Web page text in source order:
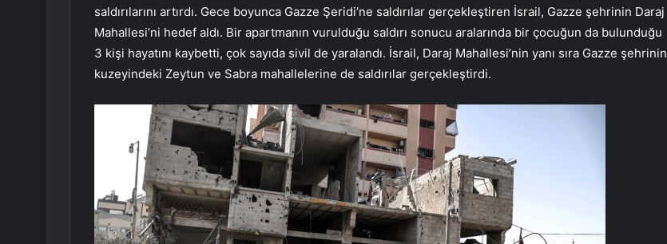
saldırılarını artırdı. Gece boyunca Gazze Şeridi’ne saldırılar gerçekleştiren İsrail, Gazze şehrinin Daraj
Mahallesi’ni hedef aldı. Bir apartmanın vurulduğu saldırı sonucu aralarında bir çocuğun da bulunduğu
3 kişi hayatını kaybetti, çok sayıda sivil de yaralandı. İsrail, Daraj Mahallesi’nin yanı sıra Gazze şehrinin
kuzeyindeki Zeytun ve Sabra mahallelerine de saldırılar gerçekleştirdi.